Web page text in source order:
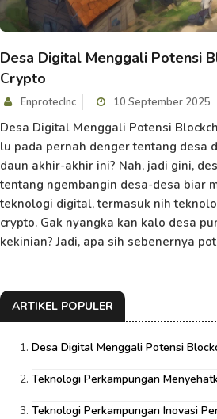
Desa Digital Menggali Potensi
Crypto
EnprotecInc 10 September 2025
Desa Digital Menggali Potensi
lu pada pernah denger tentang desa
daun akhir-akhir ini? Nah, jadi gini,
tentang ngembangin desa-desa biar
teknologi digital, termasuk nih
crypto. Gak nyangka kan kalo desa
kekinian? Jadi, apa sih sebenernya
ARTIKEL POPULER
Desa Digital Menggali Potensi
Teknologi Perkampungan
Teknologi Perkampungan Inovasi